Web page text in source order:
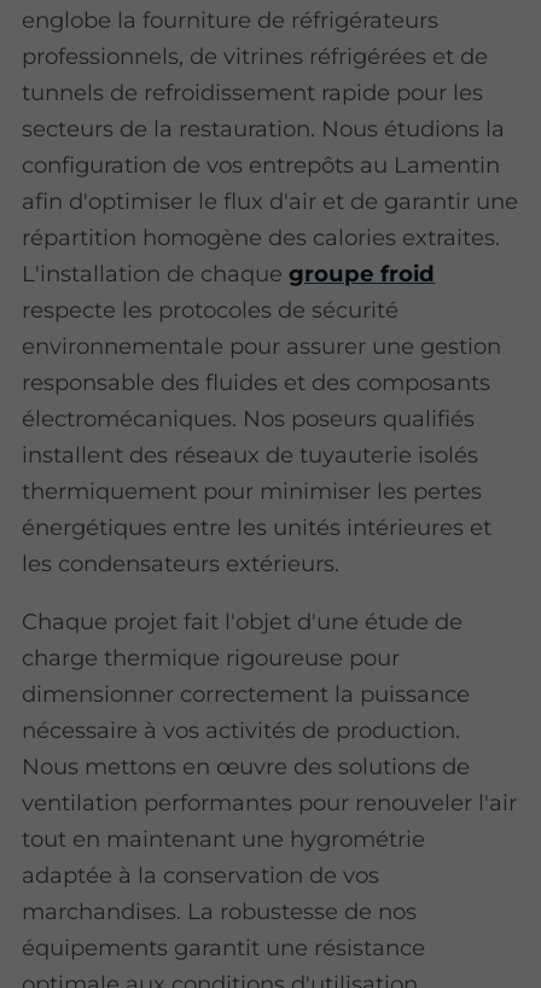
englobe la fourniture de réfrigérateurs
professionnels, de vitrines réfrigérées et de
tunnels de refroidissement rapide pour les
secteurs de la restauration. Nous étudions la
configuration de vos entrepôts au Lamentin
afin d'optimiser le flux d'air et de garantir une
répartition homogène des calories extraites.
L'installation de chaquegroupe froid
respecte les protocoles de sécurité
environnementale pour assurer une gestion
responsable des fluides et des composants
électromécaniques. Nos poseurs qualifiés
installent des réseaux de tuyauterie isolés
thermiquement pour minimiser les pertes
énergétiques entre les unités intérieures et
les condensateurs extérieurs.
Chaque projet fait l'objet d'une étude de
charge thermique rigoureuse pour
dimensionner correctement la puissance
nécessaire à vos activités de production.
Nous mettons en œuvre des solutions de
ventilation performantes pour renouveler l'air
tout en maintenant une hygrométrie
adaptée à la conservation de vos
marchandises. La robustesse de nos
équipements garantit une résistance